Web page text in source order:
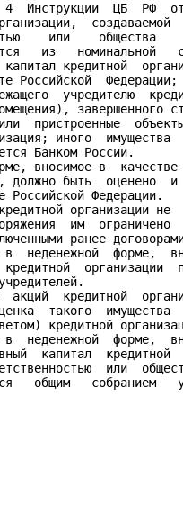
Инструкции  ЦБ  РФ
или    общества
из   номинальной
капитал кредитной
Российской
учредителю
завершенного
или  пристроенные
иного
Банком России.
вносимое в
должно быть  оценено
Российской Федерации.
организации не
им
ранее
неденежной  форме,
организации
акций  кредитной
такого  имущества
кредитной
неденежной  форме,
капитал
или
общим   собранием